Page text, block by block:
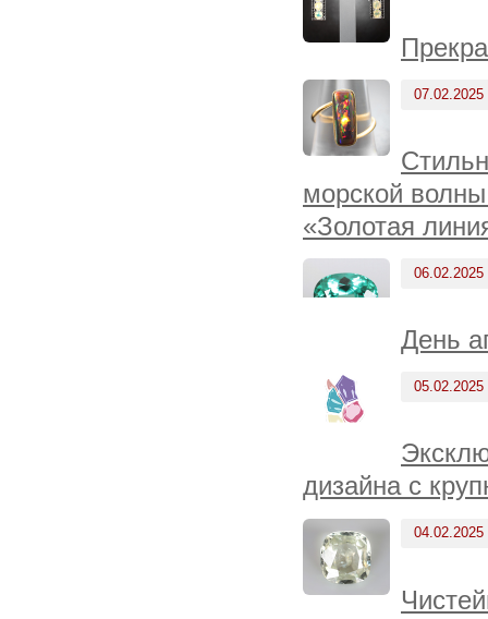
07.02.2025
морской
«Золотая
06.02.2025
День
05.02.2025
дизайна с
04.02.2025